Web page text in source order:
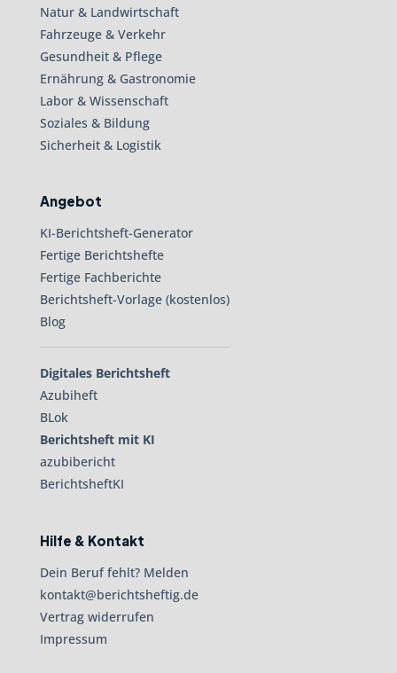
Natur & Landwirtschaft
Fahrzeuge & Verkehr
Gesundheit & Pflege
Ernährung & Gastronomie
Labor & Wissenschaft
Soziales & Bildung
Sicherheit & Logistik
Angebot
KI-Berichtsheft-Generator
Fertige Berichtshefte
Fertige Fachberichte
Berichtsheft-Vorlage (kostenlos)
Blog
Digitales Berichtsheft
Azubiheft
BLok
Berichtsheft mit KI
azubibericht
BerichtsheftKI
Hilfe & Kontakt
Dein Beruf fehlt? Melden
kontakt@berichtsheftig.de
Vertrag widerrufen
Impressum